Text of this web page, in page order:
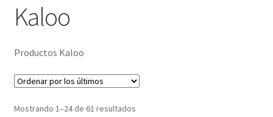
Kaloo
Productos Kaloo
Mostrando 1–24 de 61 resultadosOrdenado